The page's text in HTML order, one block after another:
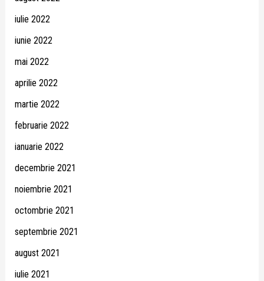
iulie 2022
iunie 2022
mai 2022
aprilie 2022
martie 2022
februarie 2022
ianuarie 2022
decembrie 2021
noiembrie 2021
octombrie 2021
septembrie 2021
august 2021
iulie 2021